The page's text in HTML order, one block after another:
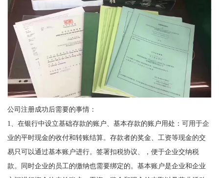
公司注册成功后需要的事情：
1、在银行中设立基础存款的账户、基本存款的账户用处：可用于企
业的平时现金的收付和转账结算。存款者的奖金、工资等现金的交
易只可以通过基本账户进行。签署扣税协议、，便于企业交纳税
款。同时企业的员工的缴纳也需要绑定的。基本账户是企业和企业